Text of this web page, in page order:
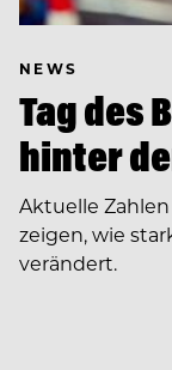
NEWS
Tag des
hinter
Aktuelle
zeigen, wie
verändert.